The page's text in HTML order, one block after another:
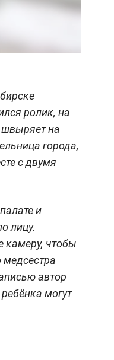
ролик, на
на
города,
с двумя
и
лицу.
камеру, чтобы
медсестра
автор
могут